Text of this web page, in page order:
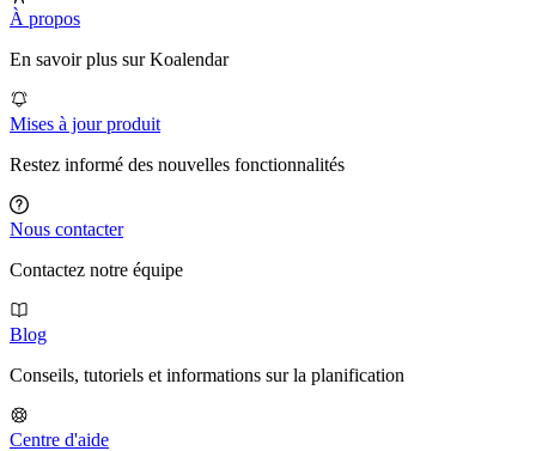
À propos
En savoir plus sur Koalendar
Mises à jour produit
Restez informé des nouvelles fonctionnalités
Nous contacter
Contactez notre équipe
Blog
Conseils, tutoriels et informations sur la planification
Centre d'aide